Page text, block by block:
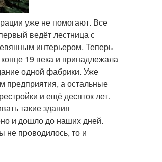
уже не помогают. Все
ведёт лестница с
интерьером. Теперь
19 века и принадлежала
одной фабрики. Уже
предприятия, а остальные
и ещё десяток лет.
такие здания
и дошло до наших дней.
не проводилось, то и